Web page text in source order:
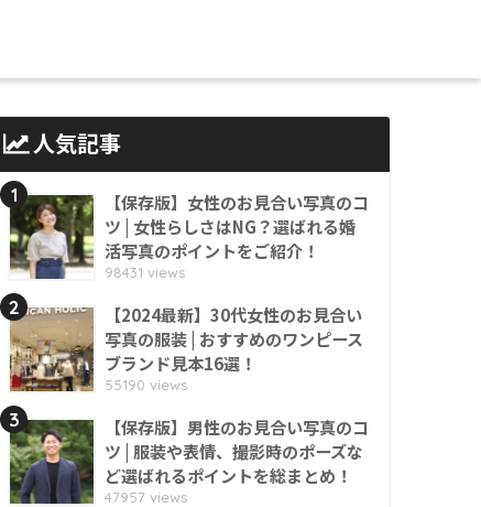
人気記事
1
【保存版】女性のお見合い写真のコ
ツ | 女性らしさはNG？選ばれる婚
活写真のポイントをご紹介！
98431 views
2
【2024最新】30代女性のお見合い
写真の服装 | おすすめのワンピース
ブランド見本16選！
55190 views
3
【保存版】男性のお見合い写真のコ
ツ | 服装や表情、撮影時のポーズな
ど選ばれるポイントを総まとめ！
47957 views